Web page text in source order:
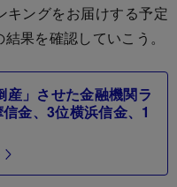
ングをお届けする予定
果を確認していこう。
」させた金融機関ラ
金、3位横浜信金、1